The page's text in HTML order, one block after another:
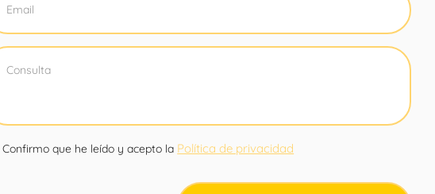
Confirmo que he leído y acepto la Política de privacidad